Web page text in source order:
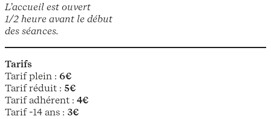
L’accueil est ouvert
1/2 heure avant le début
des séances.
Tarifs
Tarif plein : 6€
Tarif réduit : 5€
Tarif adhérent : 4€
Tarif -14 ans : 3€